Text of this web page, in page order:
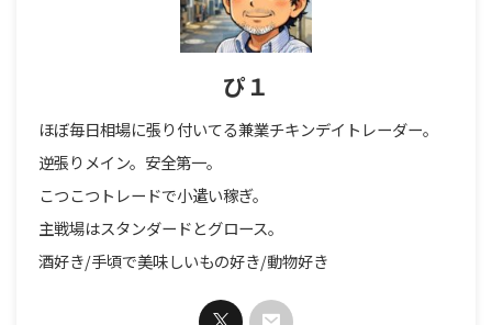
ぴ１
ほぼ毎日相場に張り付いてる兼業チキンデイトレーダー。
逆張りメイン。安全第一。
こつこつトレードで小遣い稼ぎ。
主戦場はスタンダードとグロース。
酒好き/手頃で美味しいもの好き/動物好き